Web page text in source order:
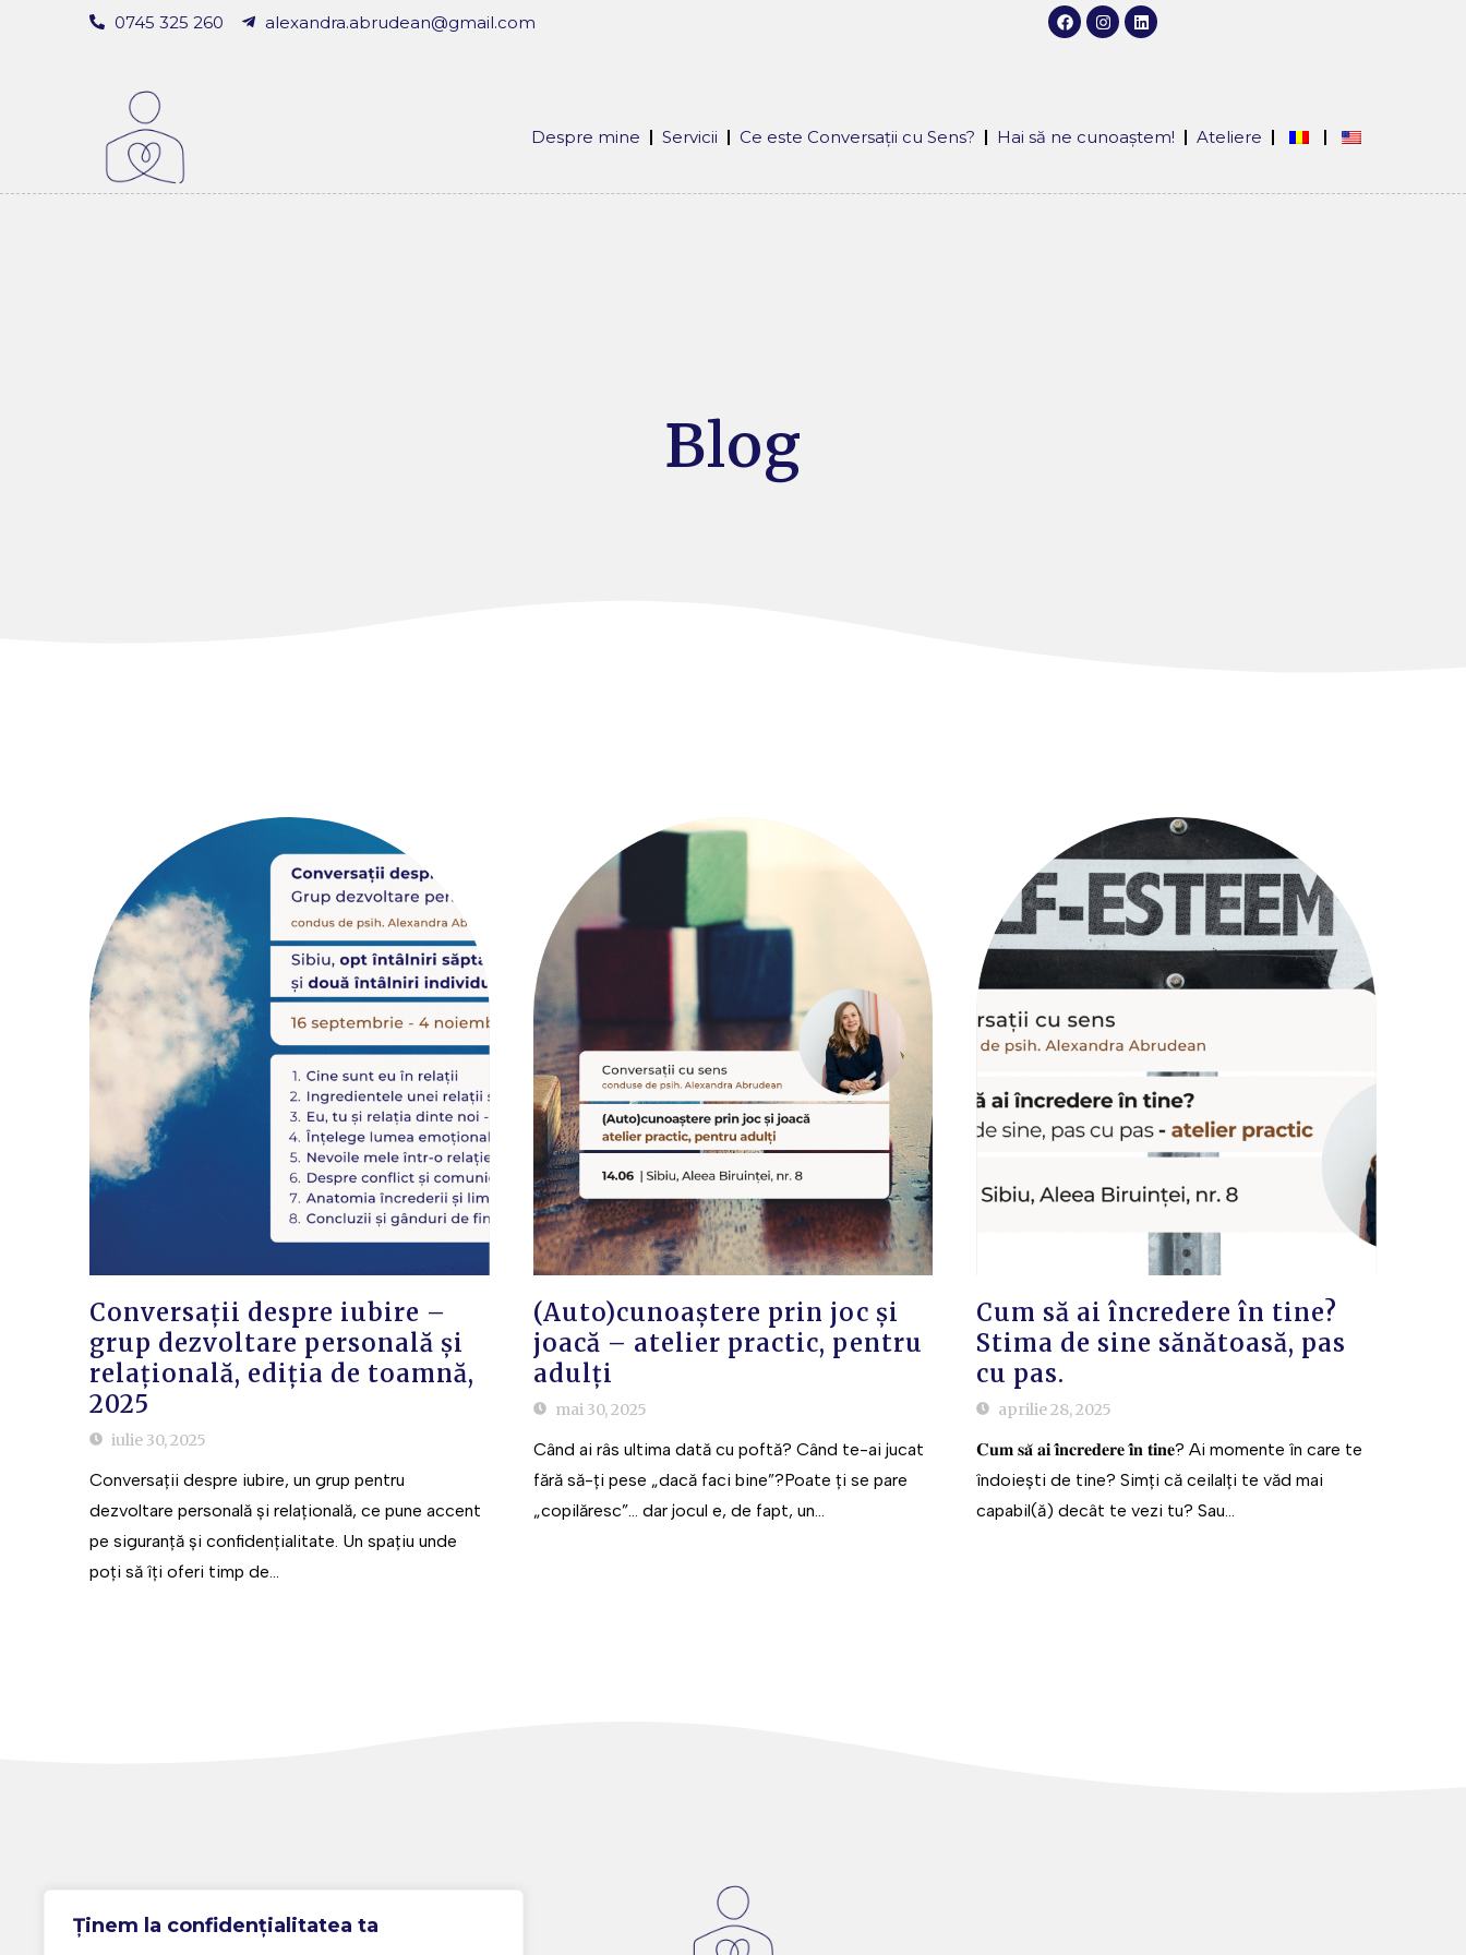
Ținem la confidențialitatea ta
0745 325 260 alexandra.abrudean@gmail.com
Despre mine Servicii Ce este Conversații cu Sens? Hai să ne cunoaștem! Ateliere
Blog
Conversații despre iubire –
grup dezvoltare personală și
relațională, ediția de toamnă,
2025
iulie 30, 2025
Conversații despre iubire, un grup pentru
dezvoltare personală și relațională, ce pune accent
pe siguranță și confidențialitate. Un spațiu unde
poți să îți oferi timp de...
(Auto)cunoaștere prin joc și
joacă – atelier practic, pentru
adulți
mai 30, 2025
Când ai râs ultima dată cu poftă? Când te-ai jucat
fără să-ți pese „dacă faci bine”?Poate ți se pare
„copilăresc”... dar jocul e, de fapt, un...
Cum să ai încredere în tine?
Stima de sine sănătoasă, pas
cu pas.
aprilie 28, 2025
𝐂𝐮𝐦 𝐬𝐚̆ 𝐚𝐢 𝐢̂𝐧𝐜𝐫𝐞𝐝𝐞𝐫𝐞 𝐢̂𝐧 𝐭𝐢𝐧𝐞? Ai momente în care te
îndoiești de tine? Simți că ceilalți te văd mai
capabil(ă) decât te vezi tu? Sau...